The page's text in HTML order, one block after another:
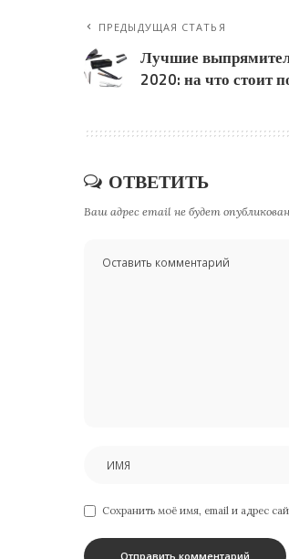
ПРЕДЫДУЩАЯ СТАТЬЯ
Лучшие
2020: на что стоит
ОТВЕТИТЬ
Ваш адрес email не будет
Сохранить моё имя, email и адрес